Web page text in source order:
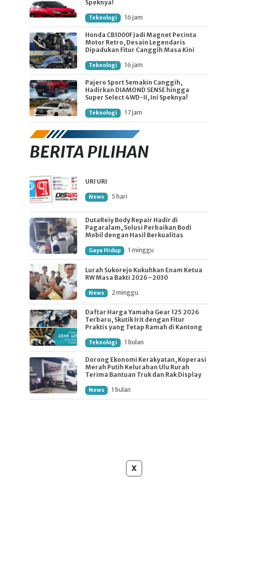
Speknya!
Teknologi 16 jam
Honda CB1000F Jadi Magnet Pecinta
Motor Retro, Desain Legendaris
Dipadukan Fitur Canggih Masa Kini
Teknologi 16 jam
Pajero Sport Semakin Canggih,
Hadirkan DIAMOND SENSE hingga
Super Select 4WD-II, Ini Speknya!
Teknologi 17 jam
BERITA PILIHAN
URI URI
News 5 hari
DutaReiy Body Repair Hadir di
Pagaralam, Solusi Perbaikan Bodi
Mobil dengan Hasil Berkualitas
Gaya Hidup 1 minggu
Lurah Sukorejo Kukuhkan Enam Ketua
RW Masa Bakti 2026–2030
News 2 minggu
Daftar Harga Yamaha Gear 125 2026
Terbaru, Skutik Irit dengan Fitur
Praktis yang Tetap Ramah di Kantong
Teknologi 1 bulan
Dorong Ekonomi Kerakyatan, Koperasi
Merah Putih Kelurahan Ulu Rurah
Terima Bantuan Truk dan Rak Display
News 1 bulan
x